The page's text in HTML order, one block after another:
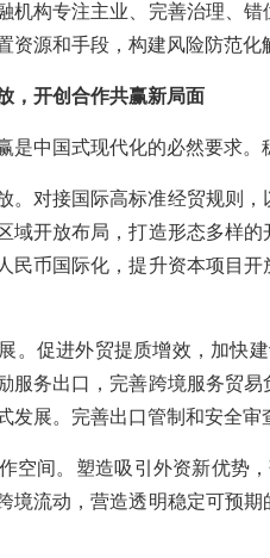
机构专注主业、完善治理、
资源和手段，构建风险防范
，开创合作共赢新局面
是中国式现代化的必然要求
。对接国际高标准经贸规则
域开放布局，打造形态多样
民币国际化，提升资本项目
展。促进外贸提质增效，加
服务出口，完善跨境服务贸
发展。完善出口管制和安全审
作空间。塑造吸引外资新优
境流动，营造透明稳定可预